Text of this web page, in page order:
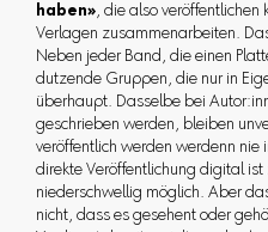
haben», die also veröffentlichen
Verlagen zusammenarbeiten.
Neben jeder Band, die einen
dutzende Gruppen, die nur in
überhaupt. Dasselbe bei
geschrieben werden, bleiben
veröffentlich werden werdenn nie
direkte Veröffentlichung digital ist
niederschwellig möglich. Aber
nicht, dass es gesehent oder